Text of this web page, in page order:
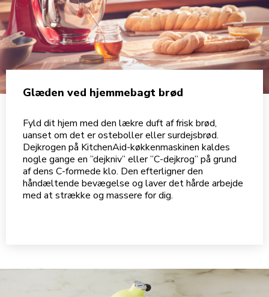
Glæden ved hjemmebagt brød
Fyld dit hjem med den lækre duft af frisk brød,
uanset om det er osteboller eller surdejsbrød.
Dejkrogen på KitchenAid-køkkenmaskinen kaldes
nogle gange en ”dejkniv” eller ”C-dejkrog” på grund
af dens C-formede klo. Den efterligner den
håndæltende bevægelse og laver det hårde arbejde
med at strække og massere for dig.